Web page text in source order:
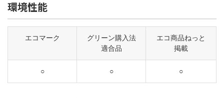
環境性能
エコマーク
グリーン購入法
適合品
エコ商品ねっと
掲載
○ ○ ○